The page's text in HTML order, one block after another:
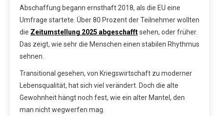
Abschaffung begann ernsthaft 2018, als die EU eine
Umfrage startete. Über 80 Prozent der Teilnehmer wollten
die Zeitumstellung 2025 abgeschafftsehen, oder früher.
Das zeigt, wie sehr die Menschen einen stabilen Rhythmus
sehnen.
Transitional gesehen, von Kriegswirtschaft zu moderner
Lebensqualität, hat sich viel verändert. Doch die alte
Gewohnheit hängt noch fest, wie ein alter Mantel, den
man nicht wegwerfen mag.